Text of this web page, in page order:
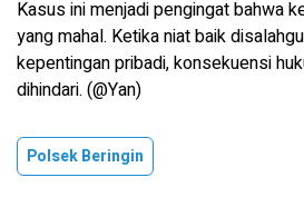
Kasus ini menjadi pengingat bahwa
yang mahal. Ketika niat baik
kepentingan pribadi, konsekuensi
dihindari. (@Yan)
Polsek Beringin